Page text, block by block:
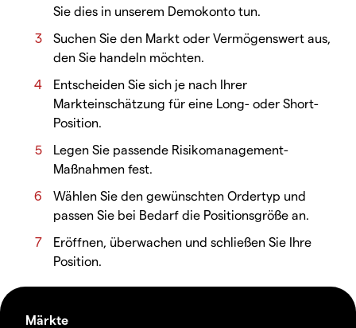
Sie dies in unserem Demokonto tun.
Suchen Sie den Markt oder Vermögenswert aus,
den Sie handeln möchten.
Entscheiden Sie sich je nach Ihrer
Markteinschätzung für eine Long- oder Short-
Position.
Legen Sie passende Risikomanagement-
Maßnahmen fest.
Wählen Sie den gewünschten Ordertyp und
passen Sie bei Bedarf die Positionsgröße an.
Eröffnen, überwachen und schließen Sie Ihre
Position.
Märkte